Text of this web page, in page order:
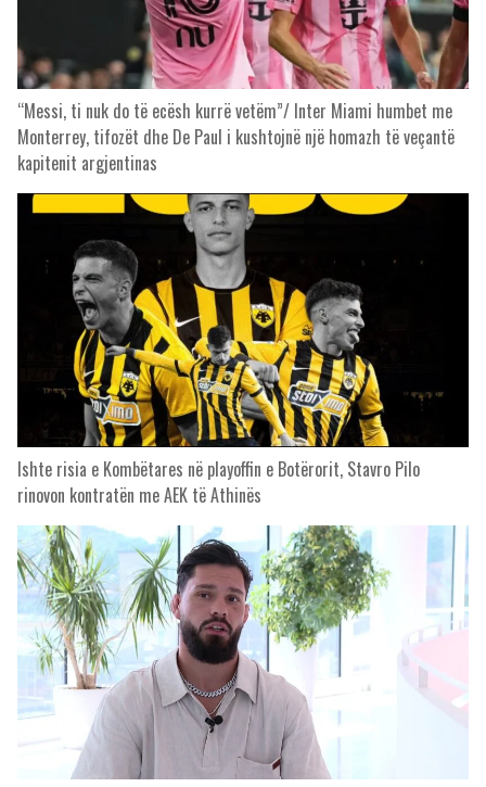
“Messi, ti nuk do të ecësh kurrë vetëm”/ Inter Miami humbet me
Monterrey, tifozët dhe De Paul i kushtojnë një homazh të veçantë
kapitenit argjentinas
Ishte risia e Kombëtares në playoffin e Botërorit, Stavro Pilo
rinovon kontratën me AEK të Athinës